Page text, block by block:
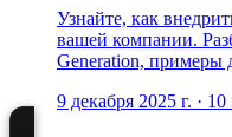
Узнайте, как
вашей компании.
Generation, примеры
9 декабря 2025 г. · 10